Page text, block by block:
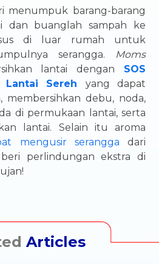
menumpuk barang-barang
dan buanglah sampah ke
di luar rumah untuk
serangga.
Moms
lantai dengan SOS
Lantai Sereh
yang dapat
debu, noda,
di permukaan lantai, serta
lantai. Selain itu aroma
mengusir serangga dari
perlindungan ekstra di
Articles